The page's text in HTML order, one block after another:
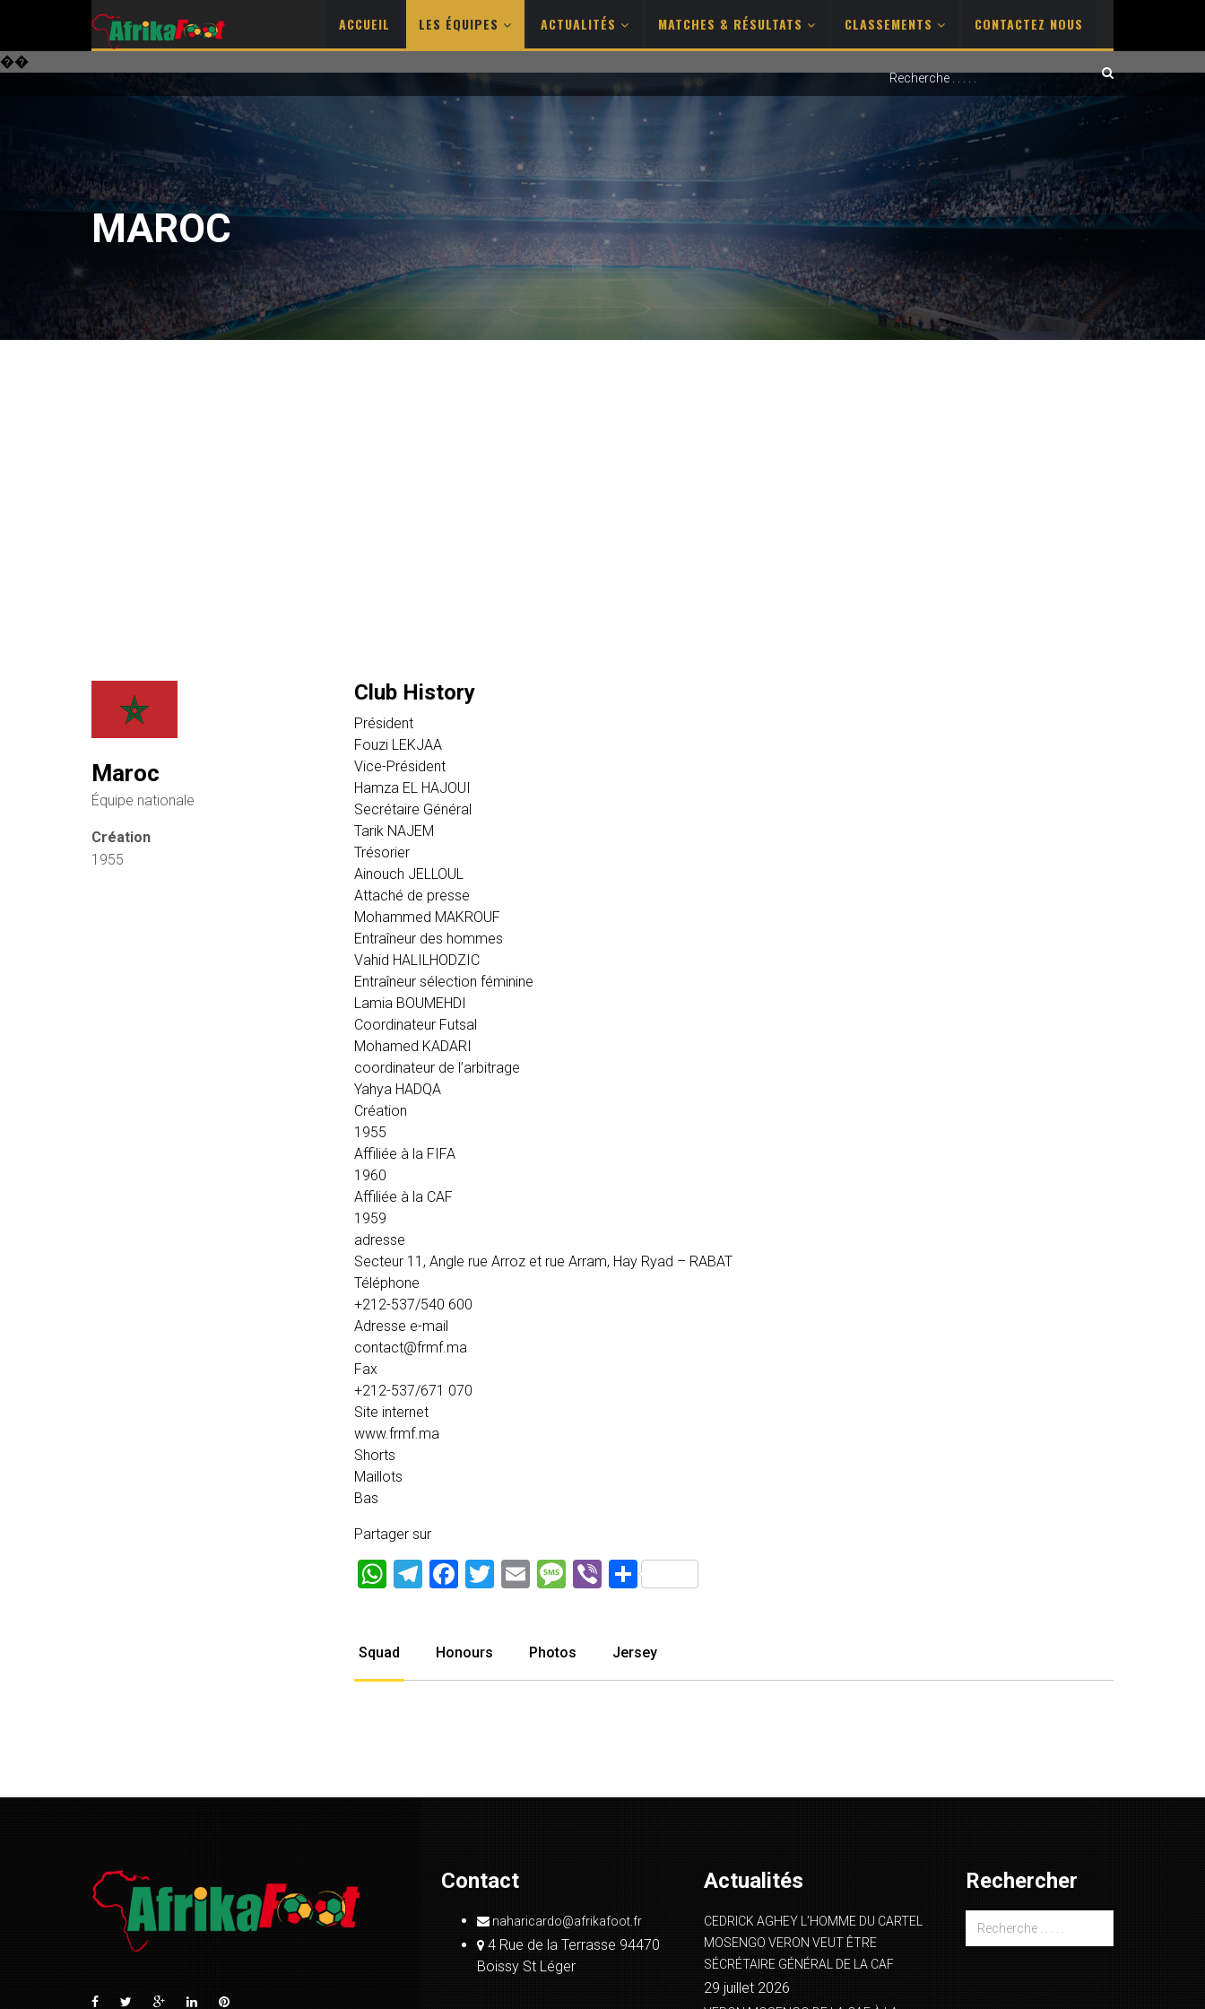
ACCUEIL LES ÉQUIPES ACTUALITÉS MATCHES & RÉSULTATS CLASSEMENTS CONTACTEZ NOUS
��
MAROC
Maroc
Équipe nationale
Création
1955
Club History
Président
Fouzi LEKJAA
Vice-Président
Hamza EL HAJOUI
Secrétaire Général
Tarik NAJEM
Trésorier
Ainouch JELLOUL
Attaché de presse
Mohammed MAKROUF
Entraîneur des hommes
Vahid HALILHODZIC
Entraîneur sélection féminine
Lamia BOUMEHDI
Coordinateur Futsal
Mohamed KADARI
coordinateur de l’arbitrage
Yahya HADQA
Création
1955
Affiliée à la FIFA
1960
Affiliée à la CAF
1959
adresse
Secteur 11, Angle rue Arroz et rue Arram, Hay Ryad – RABAT
Téléphone
+212-537/540 600
Adresse e-mail
contact@frmf.ma
Fax
+212-537/671 070
Site internet
www.frmf.ma
Shorts
Maillots
Bas
Partager sur
WhatsApp
Telegram
Facebook
Twitter
EmailMessage
ViberPartager
Squad Honours Photos Jersey
Contact
naharicardo@afrikafoot.fr
4 Rue de la Terrasse 94470
Boissy St Léger
Actualités
CEDRICK AGHEY L’HOMME DU CARTEL
MOSENGO VERON VEUT ÊTRE
SÉCRÉTAIRE GÉNÉRAL DE LA CAF
29 juillet 2026
Rechercher